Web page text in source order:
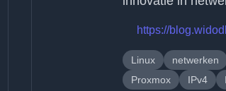
https://
Linux netwerken
Proxmox
IPv4